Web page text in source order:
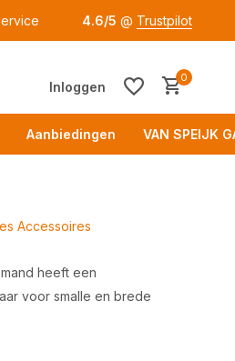
4.6/5 @ Trustpilot
Inloggen
0
Aanbiedingen VAN SPEIJK
Accessoires
heeft een
voor smalle en brede